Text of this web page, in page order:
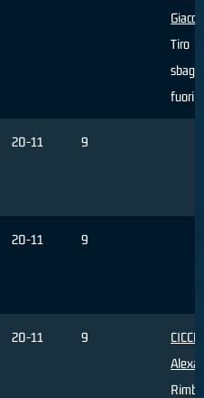
Tiro
fuori
20-11 9
20-11 9
20-11 9